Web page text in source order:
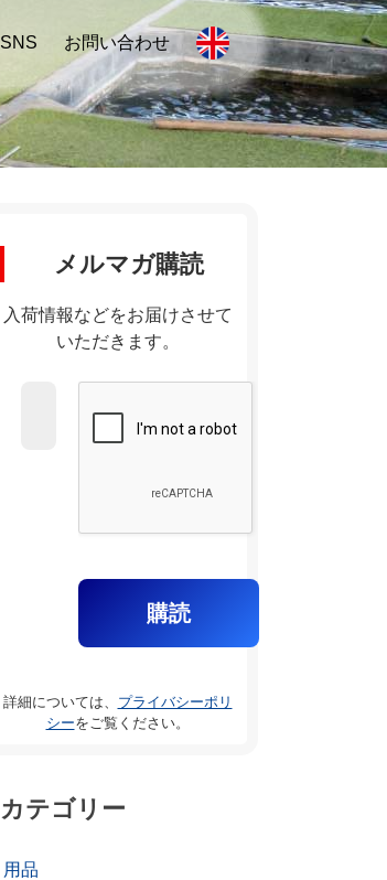
SNS お問い合わせ
メルマガ購読
入荷情報などをお届けさせて
いただきます。
詳細については、 プライバシーポリ
シーをご覧ください。
カテゴリー
用品